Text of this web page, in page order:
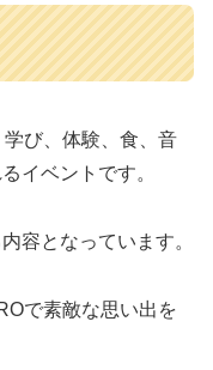
び、体験、食、音
イベントです。
容となっています。
で素敵な思い出を